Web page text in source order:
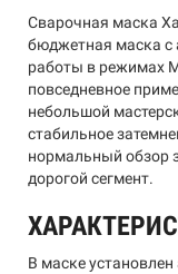
Сварочная маска
бюджетная маска с
работы в режимах
повседневное
небольшой
стабильное
нормальный обзор
дорогой сегмент.
В маске